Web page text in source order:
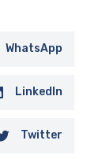
WhatsApp
LinkedIn
Twitter